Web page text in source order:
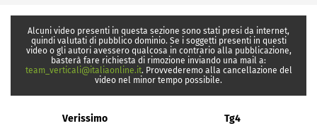
Alcuni video presenti in questa sezione sono stati presi da internet,
quindi valutati di pubblico dominio. Se i soggetti presenti in questi
video o gli autori avessero qualcosa in contrario alla pubblicazione,
basterà fare richiesta di rimozione inviando una mail a:
team_verticali@italiaonline.it. Provvederemo alla cancellazione del
video nel minor tempo possibile.
Verissimo Tg4